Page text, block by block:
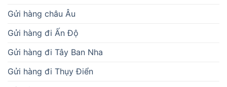
Gửi hàng châu Âu
Gửi hàng đi Ấn Độ
Gửi hàng đi Tây Ban Nha
Gửi hàng đi Thụy Điển